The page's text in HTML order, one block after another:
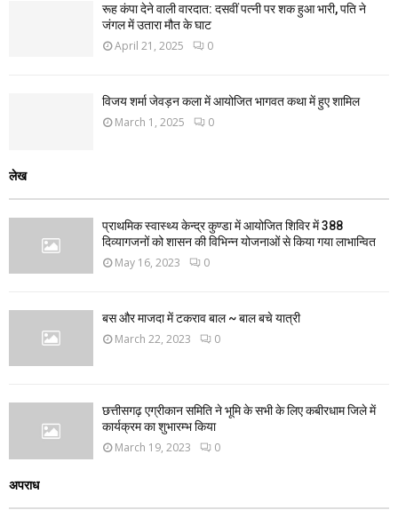
रूह कंपा देने वाली वारदात: दसवीं पत्नी पर शक हुआ भारी, पति ने
जंगल में उतारा मौत के घाट
April 21, 2025 0
विजय शर्मा जेवड़न कला में आयोजित भागवत कथा में हुए शामिल
March 1, 2025 0
लेख
प्राथमिक स्वास्थ्य केन्द्र कुण्डा में आयोजित शिविर में 388
दिव्यागजनों को शासन की विभिन्न योजनाओं से किया गया लाभान्वित
May 16, 2023 0
बस और माजदा में टकराव बाल ~ बाल बचे यात्री
March 22, 2023 0
छत्तीसगढ़ एग्रीकान समिति ने भूमि के सभी के लिए कबीरधाम जिले में
कार्यक्रम का शुभारम्भ किया
March 19, 2023 0
अपराध